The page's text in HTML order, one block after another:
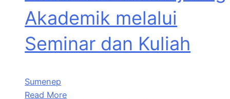
Akademik melalui
Seminar dan Kuliah
Sumenep
Read More